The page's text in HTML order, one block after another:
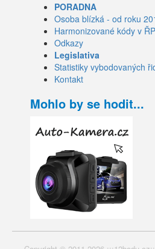
PORADNA
Osoba blízká - od roku
Harmonizované kódy v ŘP
Odkazy
Legislativa
Statistiky vybodovaných
Kontakt
Mohlo by se hodit...